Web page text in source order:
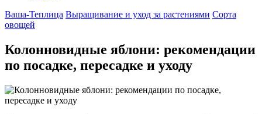
Ваша-Теплица Выращивание и уход за растениями Сорта
овощей
Колонновидные яблони: рекомендации
по посадке, пересадке и уходу